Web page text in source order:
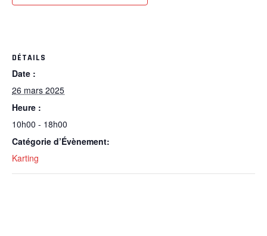
DÉTAILS
Date :
26 mars 2025
Heure :
10h00 - 18h00
Catégorie d’Évènement:
Karting